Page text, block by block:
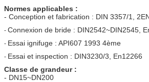
Normes applicables :
- Conception et fabrication : DIN 3357/1,
- Connexion de bride : DIN2542~DIN2545,
- Essai ignifuge : API607 1993 4ème
- Essai et inspection : DIN3230/3, En12266
Classe de grandeur :
- DN15~DN200